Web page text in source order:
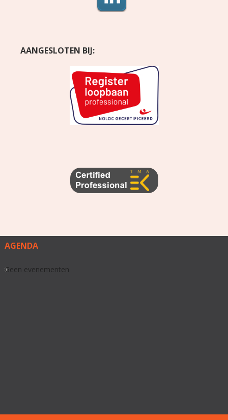
AANGESLOTEN BIJ:
AGENDA
Geen evenementen